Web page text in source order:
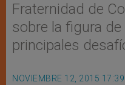
Fraternidad de
sobre la figura
principales
NOVIEMBRE 12, 2015 17:39